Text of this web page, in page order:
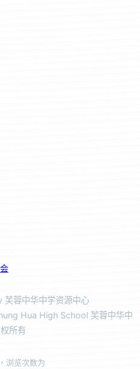
蓉中华中学资源中心
Hua High School 芙蓉中华中
所有
，浏览次数为